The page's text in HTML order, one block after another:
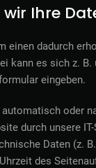
Ihre
einen dadurch
kann es sich z. B.
eingeben.
oder
durch unsere
Daten (z.
des